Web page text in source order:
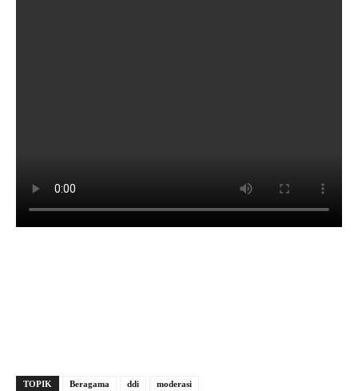
TOPIK Beragama ddi moderasi